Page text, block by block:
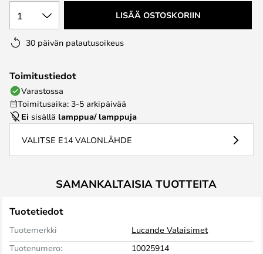
1 LISÄÄ OSTOSKORIIN
30 päivän palautusoikeus
Toimitustiedot
Varastossa
Toimitusaika: 3-5 arkipäivää
Ei sisällä lamppua/ lamppuja
VALITSE E14 VALONLÄHDE
SAMANKALTAISIA TUOTTEITA
Tuotetiedot
Tuotemerkki
Lucande Valaisimet
Tuotenumero:
10025914